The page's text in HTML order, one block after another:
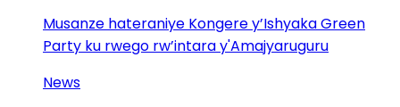
Musanze hateraniye Kongere y’Ishyaka Green
Party ku rwego rw’intara y'Amajyaruguru
News